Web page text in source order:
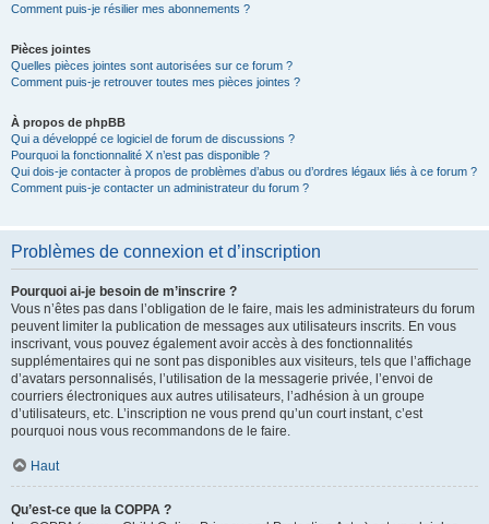
Comment puis-je résilier mes abonnements ?
Pièces jointes
Quelles pièces jointes sont autorisées sur ce forum ?
Comment puis-je retrouver toutes mes pièces jointes ?
À propos de phpBB
Qui a développé ce logiciel de forum de discussions ?
Pourquoi la fonctionnalité X n’est pas disponible ?
Qui dois-je contacter à propos de problèmes d’abus ou d’ordres légaux liés à ce forum ?
Comment puis-je contacter un administrateur du forum ?
Problèmes de connexion et d’inscription
Pourquoi ai-je besoin de m’inscrire ?
Vous n’êtes pas dans l’obligation de le faire, mais les administrateurs du forum
peuvent limiter la publication de messages aux utilisateurs inscrits. En vous
inscrivant, vous pouvez également avoir accès à des fonctionnalités
supplémentaires qui ne sont pas disponibles aux visiteurs, tels que l’affichage
d’avatars personnalisés, l’utilisation de la messagerie privée, l’envoi de
courriers électroniques aux autres utilisateurs, l’adhésion à un groupe
d’utilisateurs, etc. L’inscription ne vous prend qu’un court instant, c’est
pourquoi nous vous recommandons de le faire.
Haut
Qu’est-ce que la COPPA ?